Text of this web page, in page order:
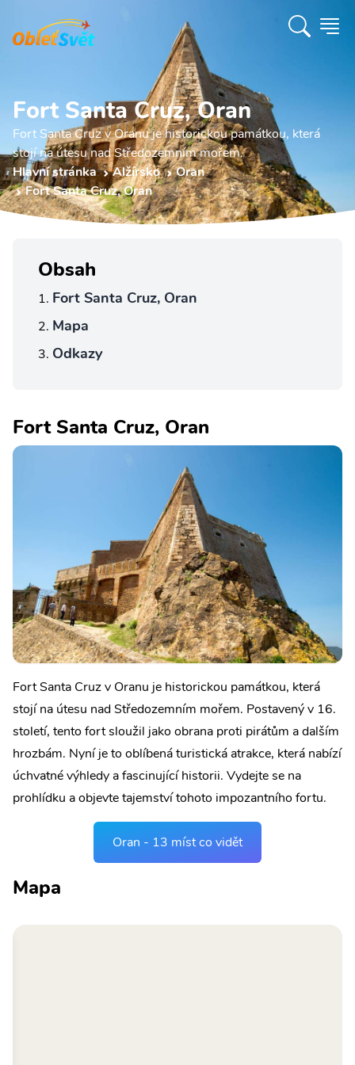
Fort Santa Cruz, Oran
Fort Santa Cruz v Oranu je historickou památkou, která
stojí na útesu nad Středozemním mořem.
Hlavní stránka
Alžírsko
Oran
Fort Santa Cruz, Oran
Obsah
Fort Santa Cruz, Oran
Mapa
Odkazy
Fort Santa Cruz, Oran
Fort Santa Cruz v Oranu je historickou památkou, která
stojí na útesu nad Středozemním mořem. Postavený v 16.
století, tento fort sloužil jako obrana proti pirátům a dalším
hrozbám. Nyní je to oblíbená turistická atrakce, která nabízí
úchvatné výhledy a fascinující historii. Vydejte se na
prohlídku a objevte tajemství tohoto impozantního fortu.
Oran - 13 míst co vidět
Mapa